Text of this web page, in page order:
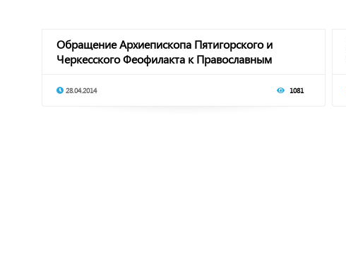
Обращение Архиепископа Пятигорского и
Черкесского Феофилакта к Православным
28.04.2014 1081